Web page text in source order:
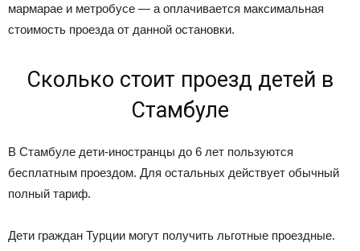
мармарае и метробусе — а оплачивается максимальная
стоимость проезда от данной остановки.
Сколько стоит проезд детей в
Стамбуле
В Стамбуле дети-иностранцы до 6 лет пользуются
бесплатным проездом. Для остальных действует обычный
полный тариф.
Дети граждан Турции могут получить льготные проездные.